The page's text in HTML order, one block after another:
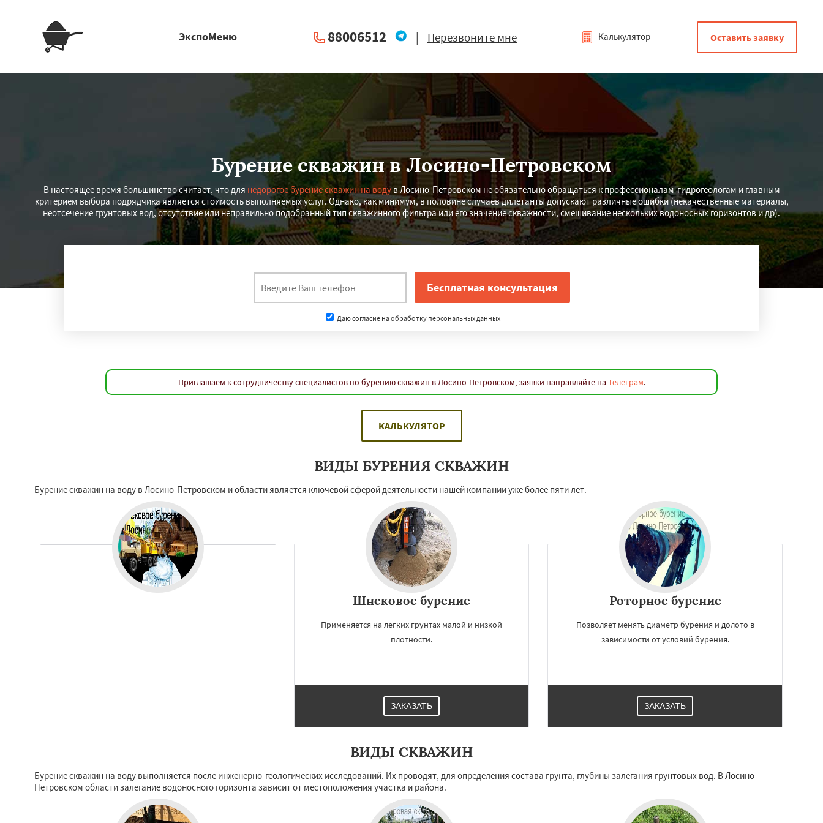
ЭкспоМеню 88006512 | Перезвоните мне Калькулятор Оставить заявку
Бурение скважин в Лосино-Петровском
В настоящее время большинство считает, что для недорогое бурение скважин на водув Лосино-Петровском не обязательно обращаться к профессионалам-гидрогеологам и главным
критерием выбора подрядчика является стоимость выполняемых услуг. Однако, как минимум, в половине случаев дилетанты допускают различные ошибки (некачественные материалы,
неотсечение грунтовых вод, отсутствие или неправильно подобранный тип скважинного фильтра или его значение скважности, смешивание нескольких водоносных горизонтов и др).
Даю согласие на обработку персональных данных
Приглашаем к сотрудничеству специалистов по бурению скважин в Лосино-Петровском, заявки направляйте на Телеграм.
КАЛЬКУЛЯТОР
ВИДЫ БУРЕНИЯ СКВАЖИН
Бурение скважин на воду в Лосино-Петровском и области является ключевой сферой деятельности нашей компании уже более пяти лет.
Шнековое бурение
Применяется на легких грунтах малой и низкой
плотности.
ЗАКАЗАТЬ
Роторное бурение
Позволяет менять диаметр бурения и долото в
зависимости от условий бурения.
ЗАКАЗАТЬ
ВИДЫ СКВАЖИН
Бурение скважин на воду выполняется после инженерно-геологических исследований. Их проводят, для определения состава грунта, глубины залегания грунтовых вод. В Лосино-
Петровском области залегание водоносного горизонта зависит от местоположения участка и района.